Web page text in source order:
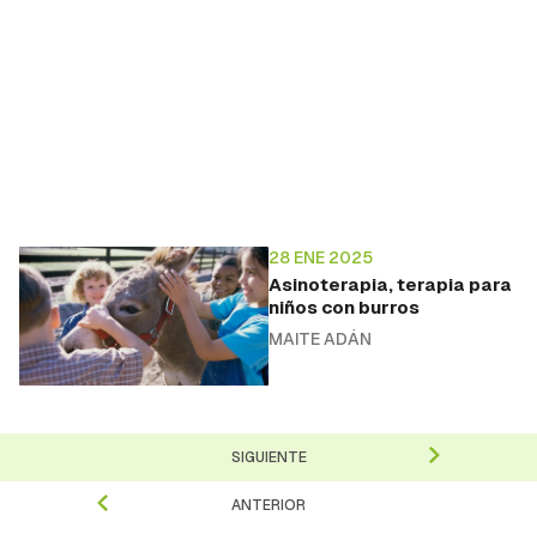
28 ENE 2025
Asinoterapia, terapia para
niños con burros
MAITE ADÁN
ANTERIOR
SIGUIENTE